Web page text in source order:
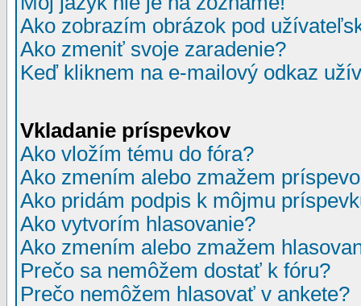
Ako zobrazím obrázok pod
Ako zmeniť svoje zaradenie?
Keď kliknem na e-mailový odkaz
Vkladanie príspevkov
Ako vložím tému do fóra?
Ako zmením alebo zmažem
Ako pridám podpis k môjmu
Ako vytvorím hlasovanie?
Ako zmením alebo zmažem
Prečo sa nemôžem dostať k fóru?
Prečo nemôžem hlasovať v ankete?